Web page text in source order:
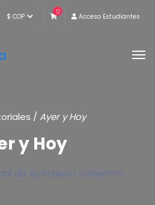
0
Acceso Estudiantes
/ Ayer y Hoy
y Hoy
de Acordeón Vallenato